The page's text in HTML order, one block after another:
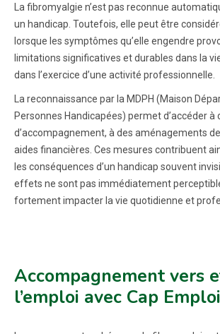
La fibromyalgie n’est pas reconnue
un handicap. Toutefois, elle peut être
lorsque les symptômes qu’elle engendre
limitations significatives et durables dans la
dans l’exercice d’une activité professionnelle.
La reconnaissance par la MDPH (Maison
Personnes Handicapées) permet d’accéder à
d’accompagnement, à des aménagements
aides financières. Ces mesures contribuent
les conséquences d’un handicap souvent
effets ne sont pas immédiatement
fortement impacter la vie quotidienne et
Accompagnement vers
l’emploi avec Cap Emploi